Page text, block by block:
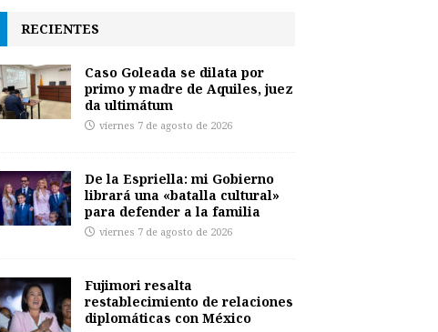
RECIENTES
Caso Goleada se dilata por
primo y madre de Aquiles, juez
da ultimátum
viernes 7 de agosto de 2026
De la Espriella: mi Gobierno
librará una «batalla cultural»
para defender a la familia
viernes 7 de agosto de 2026
Fujimori resalta
restablecimiento de relaciones
diplomáticas con México